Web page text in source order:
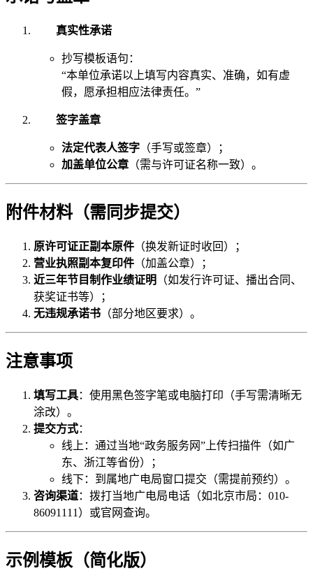
真实性承诺
抄写模板语句：
“本单位承诺以上填写内容真实、准确，如有虚
假，愿承担相应法律责任。”
签字盖章
法定代表人签字 （手写或签章）；
加盖单位公章 （需与许可证名称一致）。
附件材料（需同步提交）
原许可证正副本原件 （换发新证时收回）；
营业执照副本复印件 （加盖公章）；
近三年节目制作业绩证明
（如发行许可证、播出合同、
获奖证书等）；
无违规承诺书 （部分地区要求）。
注意事项
填写工具：使用黑色签字笔或电脑打印（手写需清晰无
涂改）。
提交方式：
线上：通过当地“政务服务网”上传扫描件（如广
东、浙江等省份）；
线下：到属地广电局窗口提交（需提前预约）。
咨询渠道：拨打当地广电局电话（如北京市局：010-
86091111）或官网查询。
示例模板（简化版）